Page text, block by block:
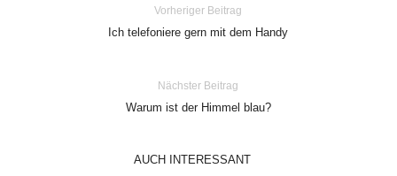
Vorheriger Beitrag
Ich telefoniere gern mit dem Handy
Nächster Beitrag
Warum ist der Himmel blau?
AUCH INTERESSANT